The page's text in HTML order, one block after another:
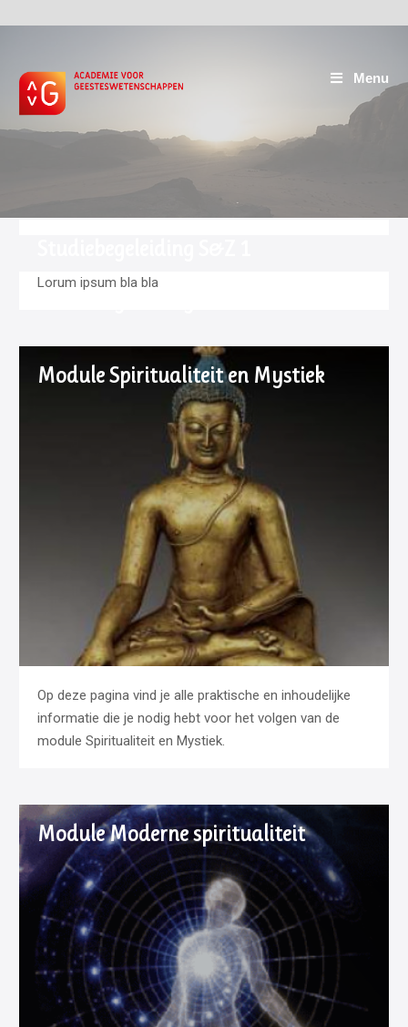
Menu
Lorum ipsum bla bla
Module Spiritualiteit en Mystiek
Op deze pagina vind je alle praktische en inhoudelijke
informatie die je nodig hebt voor het volgen van de
module Spiritualiteit en Mystiek.
Module Moderne spiritualiteit